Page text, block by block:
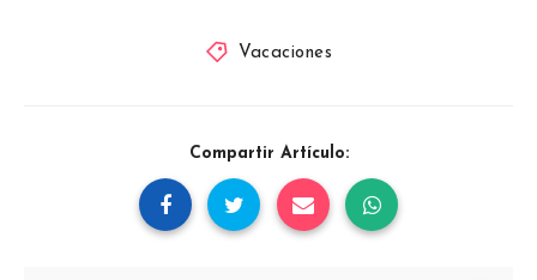
Vacaciones
Compartir Artículo: